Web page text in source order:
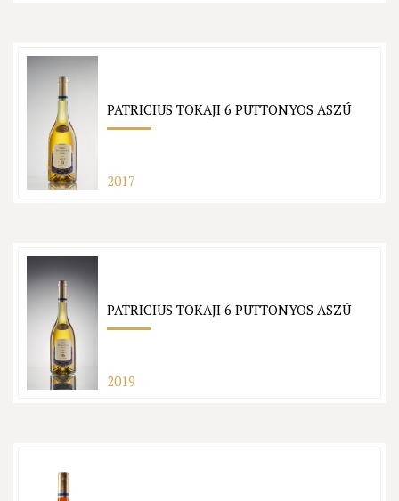
PATRICIUS TOKAJI 6 PUTTONYOS ASZÚ
2017
PATRICIUS TOKAJI 6 PUTTONYOS ASZÚ
2019